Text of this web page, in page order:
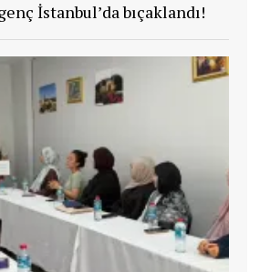
İstanbul’da bıçaklandı!